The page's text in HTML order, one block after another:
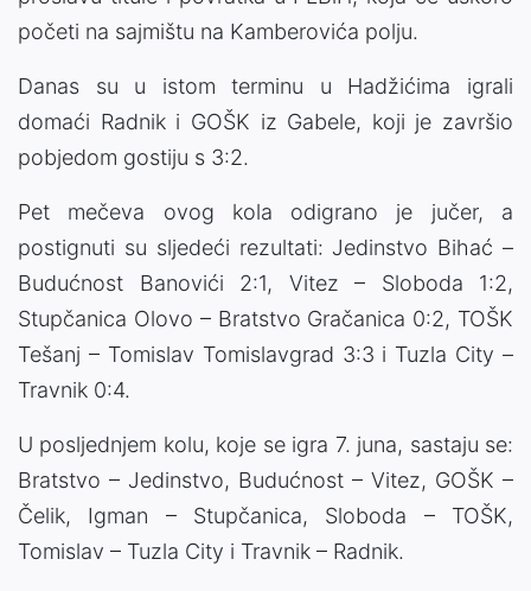
početi na sajmištu na Kamberovića polju.
Danas su u istom terminu u Hadžićima igrali
domaći Radnik i GOŠK iz Gabele, koji je završio
pobjedom gostiju s 3:2.
Pet mečeva ovog kola odigrano je jučer, a
postignuti su sljedeći rezultati: Jedinstvo Bihać –
Budućnost Banovići 2:1, Vitez – Sloboda 1:2,
Stupčanica Olovo – Bratstvo Gračanica 0:2, TOŠK
Tešanj – Tomislav Tomislavgrad 3:3 i Tuzla City –
Travnik 0:4.
U posljednjem kolu, koje se igra 7. juna, sastaju se:
Bratstvo – Jedinstvo, Budućnost – Vitez, GOŠK –
Čelik, Igman – Stupčanica, Sloboda – TOŠK,
Tomislav – Tuzla City i Travnik – Radnik.